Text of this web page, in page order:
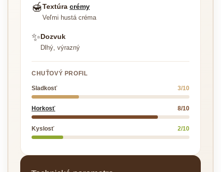
🍯Textúra crémy
Veľmi hustá créma
✨Dozvuk
Dlhý, výrazný
CHUŤOVÝ PROFIL
Sladkosť 3/10
Horkosť 8/10
Kyslosť 2/10